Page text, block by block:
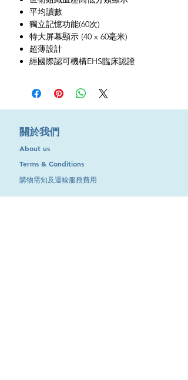
平均讀數
獨立記憶功能(60次)
特大屏幕顯示 (40 x 60毫米)
超薄設計
經國際認可機構EHS臨床認證
​關於我們
About us
Terms & Conditions
購物需知及運輸服務費用